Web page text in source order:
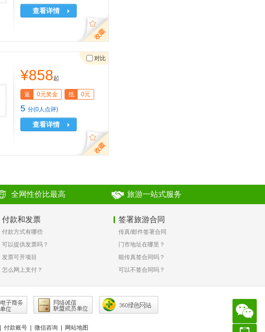
查看详情
¥858起
返 0元奖金 抵 0元
5 分(0人点评)
查看详情
对比
全网性价比最高 旅游一站式服务
付款和发票
付款方式有哪些
可以提供发票吗？
发票可开项目
怎么网上支付？
签署旅游合同
传真/邮件签署合同
门市地址在哪里？
能传真签合同吗？
可以不签合同吗？
付款账号 微信咨询 网站地图